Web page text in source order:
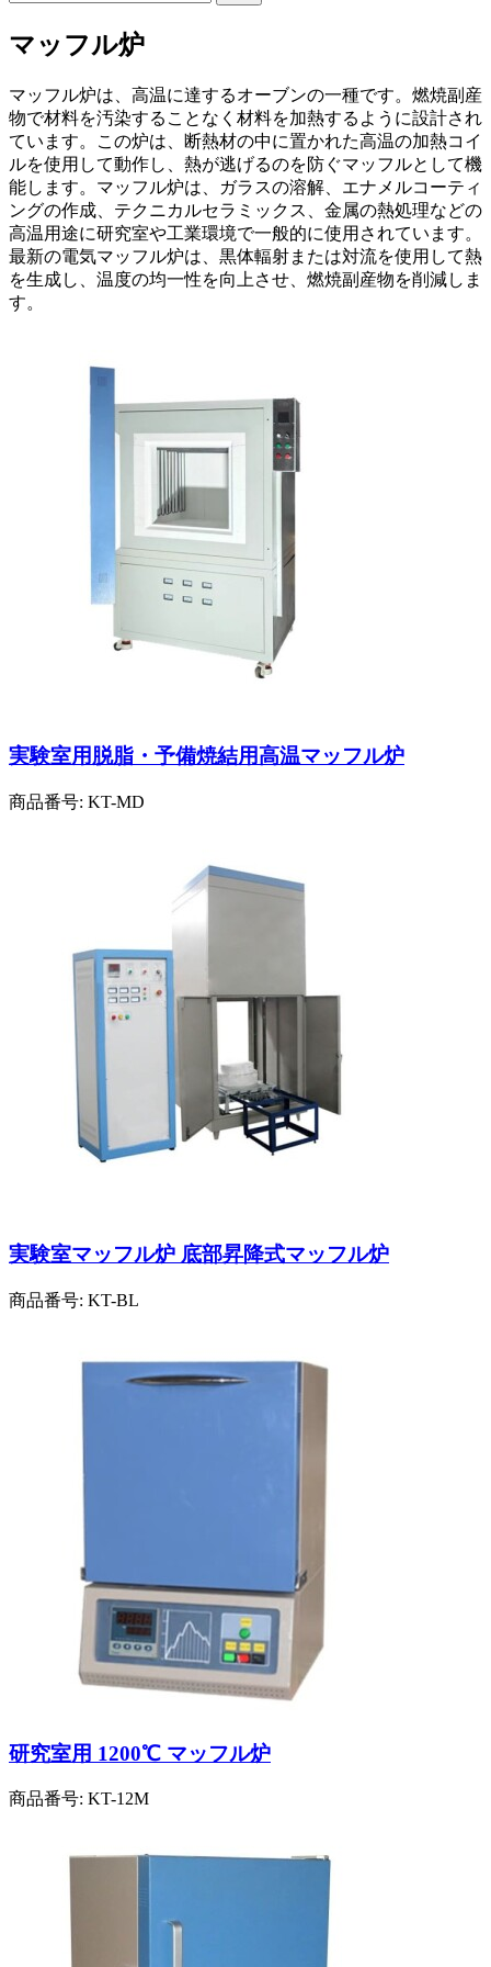
マッフル炉
マッフル炉は、高温に達するオーブンの一種です。燃焼副産
物で材料を汚染することなく材料を加熱するように設計され
ています。この炉は、断熱材の中に置かれた高温の加熱コイ
ルを使用して動作し、熱が逃げるのを防ぐマッフルとして機
能します。マッフル炉は、ガラスの溶解、エナメルコーティ
ングの作成、テクニカルセラミックス、金属の熱処理などの
高温用途に研究室や工業環境で一般的に使用されています。
最新の電気マッフル炉は、黒体輻射または対流を使用して熱
を生成し、温度の均一性を向上させ、燃焼副産物を削減しま
す。
実験室用脱脂・予備焼結用高温マッフル炉
商品番号: KT-MD
実験室マッフル炉 底部昇降式マッフル炉
商品番号: KT-BL
研究室用 1200℃ マッフル炉
商品番号: KT-12M